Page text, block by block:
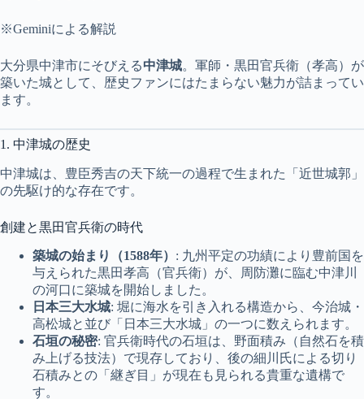
※Geminiによる解説
大分県中津市にそびえる中津城。軍師・黒田官兵衛（孝高）が
築いた城として、歴史ファンにはたまらない魅力が詰まってい
ます。
1. 中津城の歴史
中津城は、豊臣秀吉の天下統一の過程で生まれた「近世城郭」
の先駆け的な存在です。
創建と黒田官兵衛の時代
築城の始まり（1588年） : 九州平定の功績により豊前国を
与えられた黒田孝高（官兵衛）が、周防灘に臨む中津川
の河口に築城を開始しました。
日本三大水城: 堀に海水を引き入れる構造から、今治城・
高松城と並び「日本三大水城」の一つに数えられます。
石垣の秘密: 官兵衛時代の石垣は、野面積み（自然石を積
み上げる技法）で現存しており、後の細川氏による切り
石積みとの「継ぎ目」が現在も見られる貴重な遺構で
す。